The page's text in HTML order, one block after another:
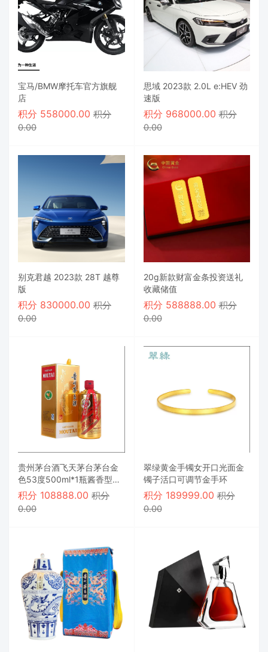
宝马/BMW摩托车官方旗舰
店
积分 558000.00 积分
0.00
思域 2023款 2.0L e:HEV 劲
速版
积分 968000.00积分
0.00
别克君越 2023款 28T 越尊
版
积分 830000.00 积分
0.00
20g新款财富金条投资送礼
收藏储值
积分 588888.00积分
0.00
贵州茅台酒飞天茅台茅台金
色53度500ml*1瓶酱香型白
酒歌德酒水
积分 108888.00 积分
0.00
翠绿黄金手镯女开口光面金
镯子活口可调节金手环
积分 189999.00积分
0.00